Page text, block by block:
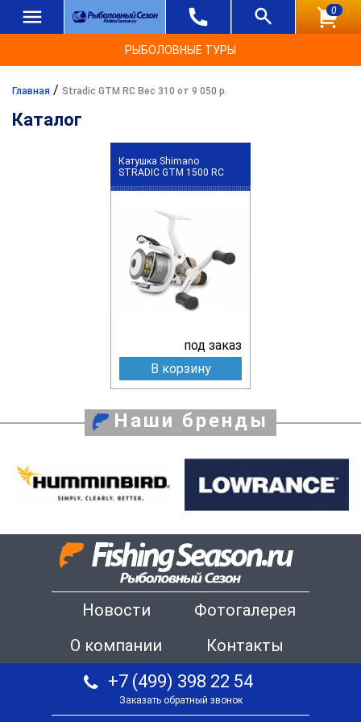
0
РЫБОЛОВНЫЕ ТУРЫ
Главная / Stradic GTM RC Вес 310 от 9 050 р.
Каталог
Катушка Shimano
STRADIC GTM 1500 RC
под заказ
В корзину
Наши бренды
Новости
Фотогалерея
О компании
Контакты
+7 (499) 398 22 54
Заказать обратный звонок